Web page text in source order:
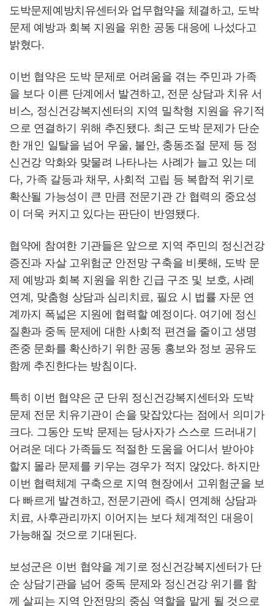
도박문제예방치유센터와 업무협약을 체결하고, 도박
문제 예방과 회복 지원을 위한 공동 대응에 나섰다고
밝혔다.
이번 협약은 도박 문제로 어려움을 겪는 주민과 가족
을 보다 이른 단계에서 발견하고, 전문 상담과 치유 서
비스, 정신건강복지센터의 지역 밀착형 지원을 유기적
으로 연결하기 위해 추진됐다. 최근 도박 문제가 단순
한 개인 일탈을 넘어 우울, 불안, 충동조절 문제 등 정
신건강 악화와 맞물려 나타나는 사례가 늘고 있는 데
다, 가족 갈등과 채무, 사회적 고립 등 복합적 위기로
확산될 가능성이 큰 만큼 전문기관 간 협력의 중요성
이 더욱 커지고 있다는 판단이 반영됐다.
협약에 참여한 기관들은 앞으로 지역 주민의 정신건강
증진과 자살 고위험군 안전망 구축을 비롯해, 도박 문
제 예방과 회복 지원을 위한 긴급 구조 및 보호, 사례
연계, 맞춤형 상담과 심리치료, 필요 시 법률 자문 연
계까지 폭넓은 지원에 협력할 예정이다. 여기에 정신
질환과 중독 문제에 대한 사회적 편견을 줄이고 생명
존중 문화를 확산하기 위한 공동 홍보와 정보 공유도
함께 추진한다는 방침이다.
특히 이번 협약은 군 단위 정신건강복지센터와 도박
문제 전문 치유기관이 손을 맞잡았다는 점에서 의미가
크다. 그동안 도박 문제는 당사자가 스스로 드러내기
어려운 데다 가족들도 적절한 도움을 어디서 받아야
할지 몰라 문제를 키우는 경우가 적지 않았다. 하지만
이번 협력체계 구축으로 지역 현장에서 고위험군을 보
다 빠르게 발견하고, 전문기관에 즉시 연계해 상담과
치료, 사후관리까지 이어지는 보다 체계적인 대응이
가능해질 것으로 기대된다.
보성군은 이번 협약을 계기로 정신건강복지센터가 단
순 상담기관을 넘어 중독 문제와 정신건강 위기를 함
께 살피는 지역 안전망의 중심 역할을 맡게 될 것으로